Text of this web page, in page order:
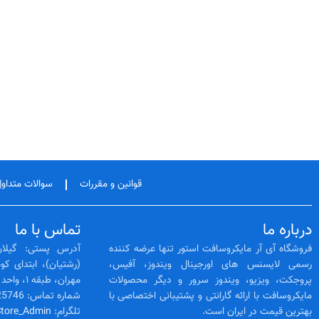
قوانین و مقررات سوالات متداول
درباره ما
فروشگاه آی آر مایکروسافت استور تنها عرضه کننده
رسمی لایسنس‌ های اورجینال ویندوز، آفیس،
پروجکت، ویزیو، ویندوز سرور و دیگر محصولات
مایکروسافت با ارائه گارانتی و پشتیبانی اختصاصی با
بهترین قیمت در ایران است.
تماس با ما
آدرس پستی:
مهران، طبقه ۱، واحد 3
شماره تماس: 02128425746 -- 01333525564
تلگرام: